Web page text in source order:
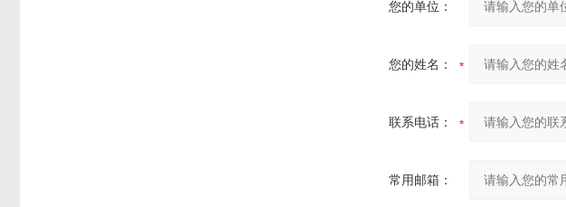
您的单位：
您的姓名：
联系电话：
常用邮箱：